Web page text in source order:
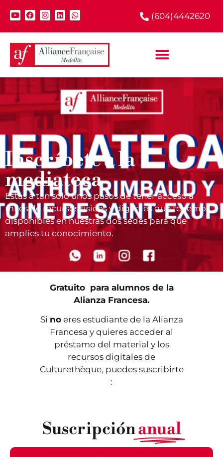
(604)4442620
Inscríbete a la
mediateca
Estás a tan solo unos pasos de tener acceso a
miles de recursos físicos y digitales que tenemos
disponibles en nuestras dos sedes para que
amplies tu conocimiento.
Gratuito para alumnos de la
Alianza Francesa.
Si noeres estudiante de la Alianza
Francesa y quieres acceder al
préstamo del material y los
recursos digitales de
Culturethèque, puedes suscribirte
:
Suscripciónanual